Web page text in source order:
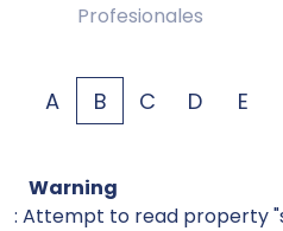
Profesionales
A B C D E
Warning
: Attempt to read property